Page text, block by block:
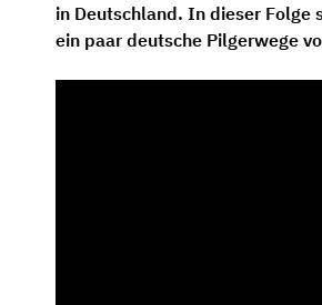
in Deutschland. In dieser Folge
ein paar deutsche Pilgerwege